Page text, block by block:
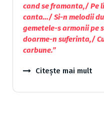
cand se framanta,/ Pe
canta…/ Si-n melodii
gemetele-s armonii pe
doarme-n suferinta,/
carbune.”
Citește mai mult